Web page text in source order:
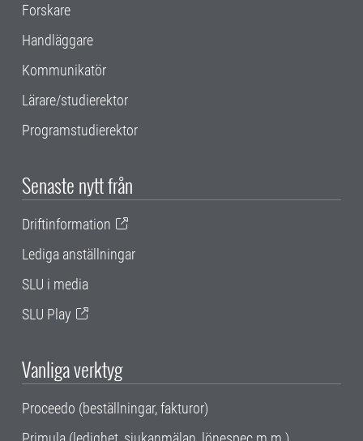
Forskare
Handläggare
Kommunikatör
Lärare/studierektor
Programstudierektor
Senaste nytt från
Driftinformation
Lediga anställningar
SLU i media
SLU Play
Vanliga verktyg
Proceedo (beställningar, fakturor)